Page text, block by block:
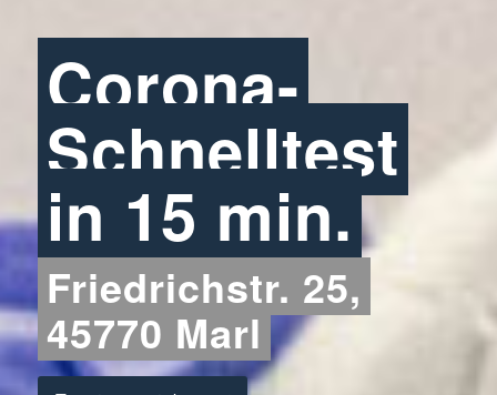
Corona-
Schnelltest
in 15 min.
Friedrichstr. 25,
45770 Marl